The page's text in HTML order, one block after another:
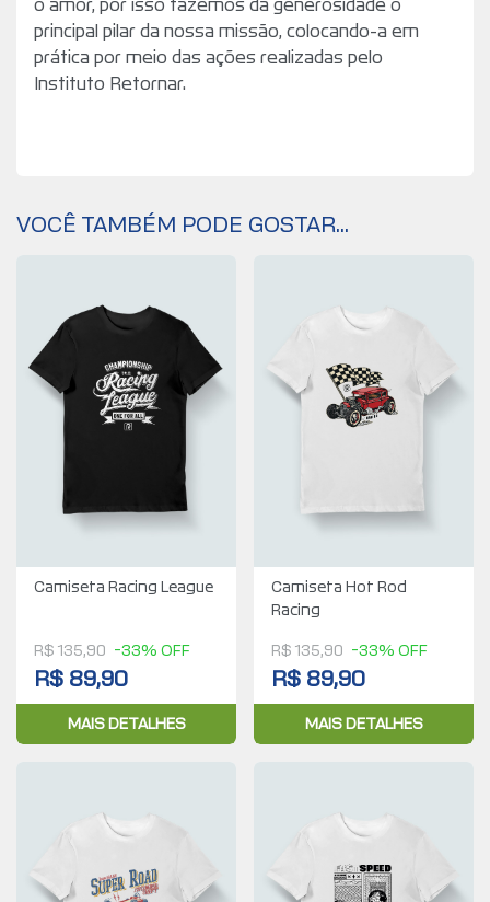
o amor, por isso fazemos da generosidade o
principal pilar da nossa missão, colocando-a em
prática por meio das ações realizadas pelo
Instituto Retornar.
VOCÊ TAMBÉM PODE GOSTAR...
Camiseta Racing League
R$ 135,90 -33% OFF
R$ 89,90
MAIS DETALHES
Camiseta Hot Rod
Racing
R$ 135,90 -33% OFF
R$ 89,90
MAIS DETALHES